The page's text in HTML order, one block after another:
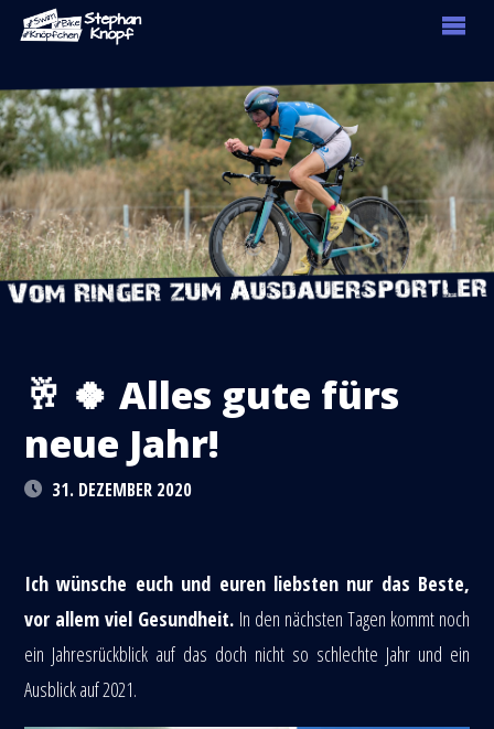
🥂 🍀 Alles gute fürs
neue Jahr!
31. DEZEMBER 2020
Ich wünsche euch und euren liebsten nur das Beste,
vor allem viel Gesundheit. In den nächsten Tagen kommt noch
ein Jahresrückblick auf das doch nicht so schlechte Jahr und ein
Ausblick auf 2021.